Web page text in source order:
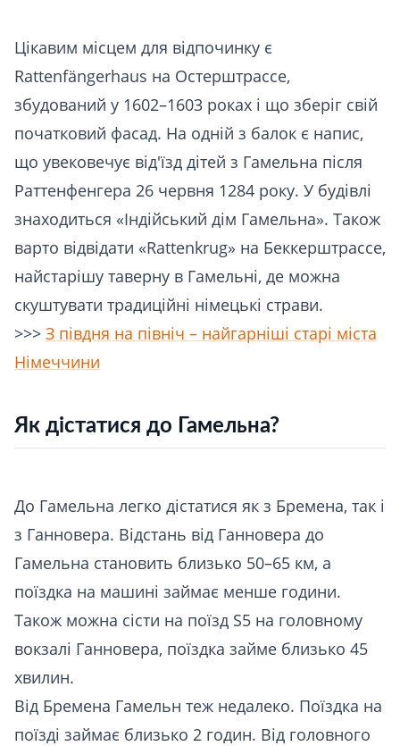
Цікавим місцем для відпочинку є
Rattenfängerhaus на Остерштрассе,
збудований у 1602–1603 роках і що зберіг свій
початковий фасад. На одній з балок є напис,
що увековечує від'їзд дітей з Гамельна після
Раттенфенгера 26 червня 1284 року. У будівлі
знаходиться «Індійський дім Гамельна». Також
варто відвідати «Rattenkrug» на Беккерштрассе,
найстарішу таверну в Гамельні, де можна
скуштувати традиційні німецькі страви.
>>> З півдня на північ – найгарніші старі міста
Німеччини
Як дістатися до Гамельна?
До Гамельна легко дістатися як з Бремена, так і
з Ганновера. Відстань від Ганновера до
Гамельна становить близько 50–65 км, а
поїздка на машині займає менше години.
Також можна сісти на поїзд S5 на головному
вокзалі Ганновера, поїздка займе близько 45
хвилин.
Від Бремена Гамельн теж недалеко. Поїздка на
поїзді займає близько 2 годин. Від головного